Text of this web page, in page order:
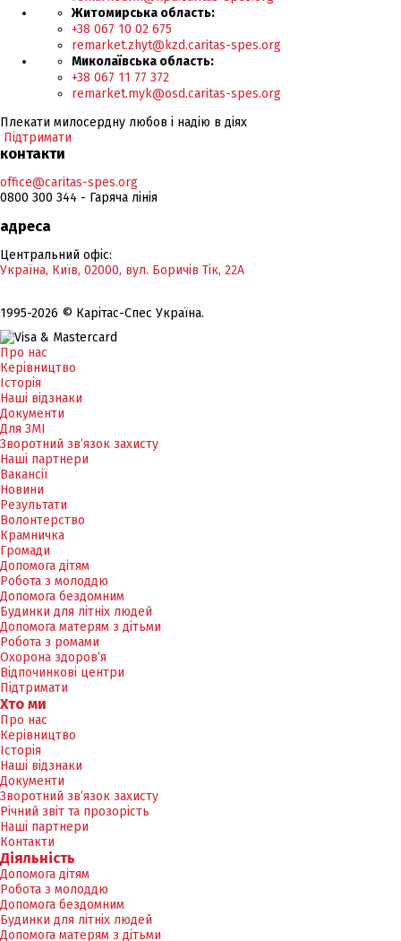
Житомирська область:
+38 067 10 02 675
remarket.zhyt@kzd.caritas-spes.org
Миколаївська область:
+38 067 11 77 372
remarket.myk@osd.caritas-spes.org
Плекати милосердну любов і надію в діях
Підтримати
контакти
office@caritas-spes.org
0800 300 344 - Гаряча лінія
адреса
Центральний офіс:
Україна, Київ, 02000, вул. Боричів Тік, 22А
1995-2026 © Карітас-Спес Україна.
Про нас
Керівництво
Історія
Наші відзнаки
Документи
Для ЗМІ
Зворотний зв’язок захисту
Наші партнери
Вакансії
Новини
Результати
Волонтерство
Крамничка
Громади
Допомога дітям
Робота з молоддю
Допомога бездомним
Будинки для літніх людей
Допомога матерям з дітьми
Робота з ромами
Охорона здоров’я
Відпочинкові центри
Підтримати
Хто ми
Про нас
Керівництво
Історія
Наші відзнаки
Документи
Зворотний зв’язок захисту
Річний звіт та прозорість
Наші партнери
Контакти
Діяльність
Допомога дітям
Робота з молоддю
Допомога бездомним
Будинки для літніх людей
Допомога матерям з дітьми